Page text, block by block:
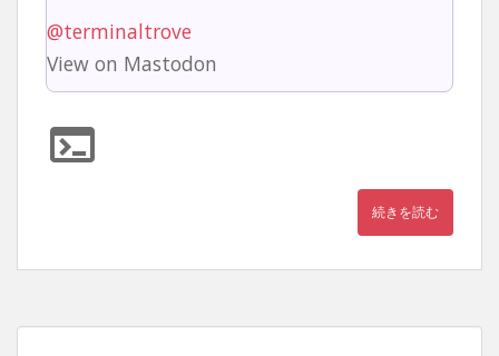
@terminaltrove
View on Mastodon
続きを読む